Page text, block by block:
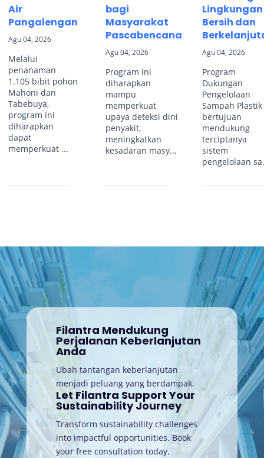
Air
Pangalengan
Agu 04, 2026
Melalui
penanaman
1.105 bibit pohon
Mahoni dan
Tabebuya,
program ini
diharapkan
dapat
memperkuat ...
bagi
Masyarakat
Pascabencana
Agu 04, 2026
Program ini
diharapkan
mampu
memperkuat
upaya deteksi dini
penyakit,
meningkatkan
kesadaran masy...
Lingkungan
Bersih dan
Agu 04, 2026
Program
Dukungan
Pengelolaan
Sampah Plastik
bertujuan
mendukung
terciptanya
sistem
pengelolaan
Filantra Mendukung
Perjalanan Keberlanjutan
Anda
Ubah tantangan keberlanjutan
menjadi peluang yang berdampak.
Let Filantra Support Your
Sustainability Journey
Transform sustainability challenges
into impactful opportunities. Book
your free consultation today.